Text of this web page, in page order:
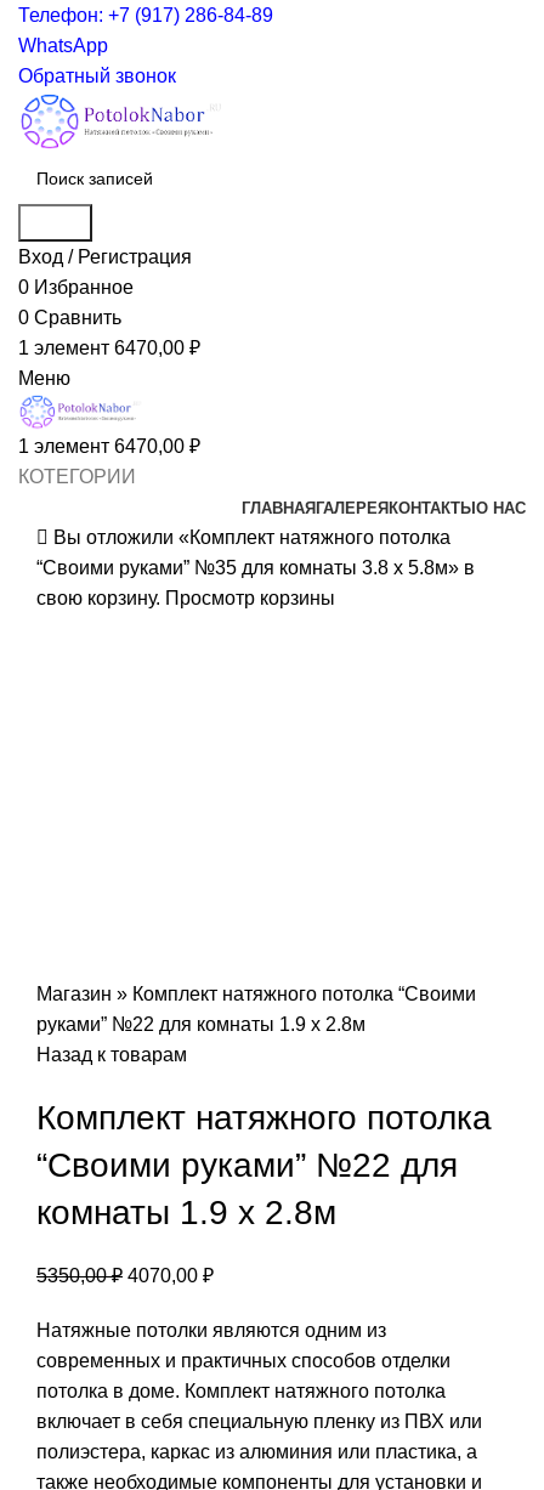
Телефон: +7 (917) 286-84-89
WhatsApp
Обратный звонок
Вход / Регистрация
0 Избранное
0 Сравнить
1 элемент 6470,00 ₽
Меню
1 элемент 6470,00 ₽
КОТЕГОРИИ
ГЛАВНАЯГАЛЕРЕЯКОНТАКТЫО НАС
Вы отложили «Комплект натяжного потолка
“Своими руками” №35 для комнаты 3.8 х 5.8м» в
свою корзину. Просмотр корзины
Магазин » Комплект натяжного потолка “Своими
руками” №22 для комнаты 1.9 х 2.8м
Назад к товарам
Комплект натяжного потолка
“Своими руками” №22 для
комнаты 1.9 х 2.8м
5350,00₽ Первоначальная
составляла
5350,00 ₽.
4070,00 ₽Текущая
4070,00 ₽.
Натяжные потолки являются одним из
современных и практичных способов отделки
потолка в доме. Комплект натяжного потолка
включает в себя специальную пленку из ПВХ или
полиэстера, каркас из алюминия или пластика, а
также необходимые компоненты для установки и